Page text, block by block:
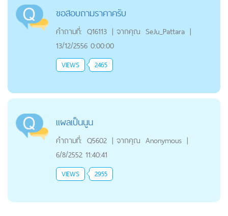
ขอสอบถามราคาครับ
คำถามที่: Q16113 | จากคุณ SeJu_Pattara |
13/12/2556 0:00:00
VIEWS 2465
แผลเป็นนูน
คำถามที่: Q5602 | จากคุณ Anonymous |
6/8/2552 11:40:41
VIEWS 2955